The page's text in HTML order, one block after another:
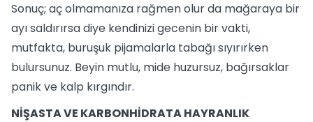
Sonuç; aç olmamanıza rağmen olur da mağaraya bir
ayı saldırırsa diye kendinizi gecenin bir vakti,
mutfakta, buruşuk pijamalarla tabağı sıyırırken
bulursunuz. Beyin mutlu, mide huzursuz, bağırsaklar
panik ve kalp kırgındır.
NİŞASTA VE KARBONHİDRATA HAYRANLIK